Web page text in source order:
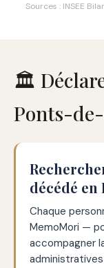
Sources : INSEE
🏛️
Ponts-
décédé en
Chaque
MemoMori —
accompagner